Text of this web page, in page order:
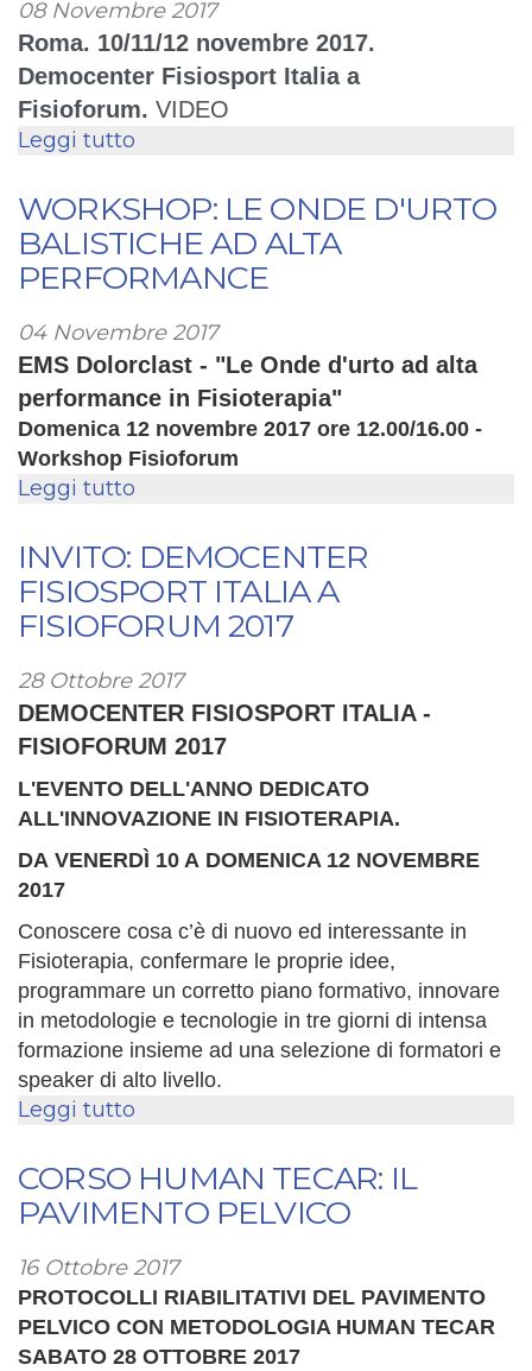
TECAR
08 Novembre 2017
Roma. 10/11/12 novembre 2017.
Democenter Fisiosport Italia a
Fisioforum. VIDEO
Leggi tutto
specialistici
Democenter:
10/11/12
novembre
2017
WORKSHOP: LE ONDE D'URTO
BALISTICHE AD ALTA
PERFORMANCE
04 Novembre 2017
EMS Dolorclast - "Le Onde d'urto ad alta
performance in Fisioterapia"
Domenica 12 novembre 2017 ore 12.00/16.00 -
Workshop Fisioforum
Leggi tutto
LE
ONDE
D'URTO
BALISTICHE
AD
ALTA
PERFORMANCE
INVITO: DEMOCENTER
FISIOSPORT ITALIA A
FISIOFORUM 2017
28 Ottobre 2017
DEMOCENTER FISIOSPORT ITALIA -
FISIOFORUM 2017
L'EVENTO DELL'ANNO DEDICATO
ALL'INNOVAZIONE IN FISIOTERAPIA.
DA VENERDÌ 10 A DOMENICA 12 NOVEMBRE
2017
Conoscere cosa c’è di nuovo ed interessante in
Fisioterapia, confermare le proprie idee,
programmare un corretto piano formativo, innovare
in metodologie e tecnologie in tre giorni di intensa
formazione insieme ad una selezione di formatori e
speaker di alto livello.
Leggi tutto
Democenter
Fisiosport
Italia
a
Fisioforum
2017
CORSO HUMAN TECAR: IL
PAVIMENTO PELVICO
16 Ottobre 2017
PROTOCOLLI RIABILITATIVI DEL PAVIMENTO
PELVICO CON METODOLOGIA HUMAN TECAR
SABATO 28 OTTOBRE 2017